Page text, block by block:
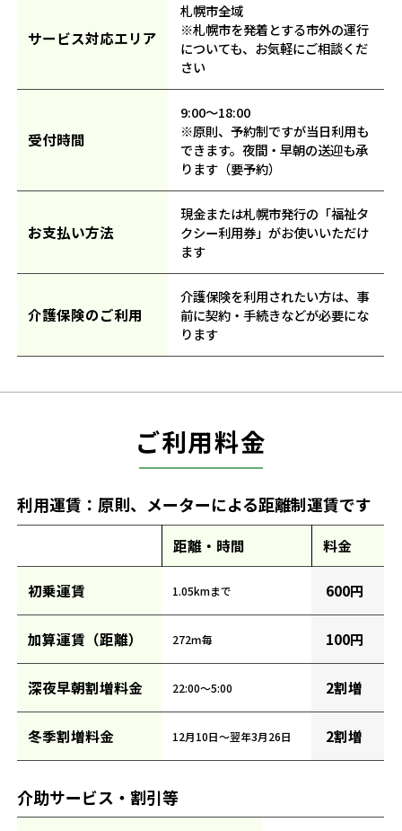
サービス対応エリア
札幌市全域
※札幌市を発着とする市外の運行
についても、お気軽にご相談くだ
さい
受付時間
9:00～18:00
※原則、予約制ですが当日利用も
できます。夜間・早朝の送迎も承
ります（要予約）
お支払い方法
現金または札幌市発行の「福祉タ
クシー利用券」がお使いいただけ
ます
介護保険のご利用
介護保険を利用されたい方は、事
前に契約・手続きなどが必要にな
ります
ご利用料金
利用運賃：原則、メーターによる距離制運賃です
距離・時間 料金
初乗運賃 1.05kmまで 600円
加算運賃（距離） 272ｍ毎 100円
深夜早朝割増料金 22:00～5:00 2割増
冬季割増料金 12月10日～翌年3月26日 2割増
介助サービス・割引等